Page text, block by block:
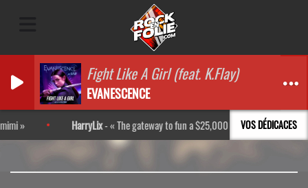
Fight Like A Girl (feat. K.Flay)
EVANESCENCE
VOS DÉDICACES
HarryLix- The gateway to fun a $25,000 promo code http://